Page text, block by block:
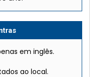
em inglês.
ao local.